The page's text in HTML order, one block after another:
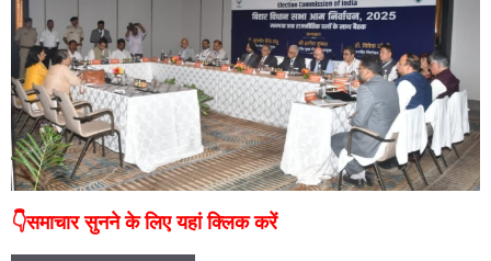
👇समाचार सुनने के लिए यहां क्लिक करें